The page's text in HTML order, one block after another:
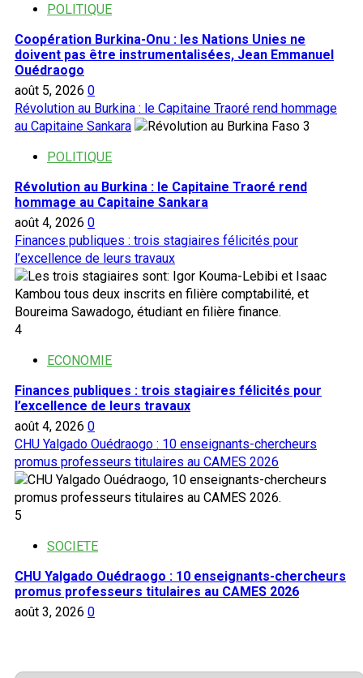
POLITIQUE
Coopération Burkina-Onu : les Nations Unies ne
doivent pas être instrumentalisées, Jean Emmanuel
Ouédraogo
août 5, 2026 0
Révolution au Burkina : le Capitaine Traoré rend hommage
au Capitaine Sankara
3
POLITIQUE
Révolution au Burkina : le Capitaine Traoré rend
hommage au Capitaine Sankara
août 4, 2026 0
Finances publiques : trois stagiaires félicités pour
l’excellence de leurs travaux
4
ECONOMIE
Finances publiques : trois stagiaires félicités pour
l’excellence de leurs travaux
août 4, 2026 0
CHU Yalgado Ouédraogo : 10 enseignants-chercheurs
promus professeurs titulaires au CAMES 2026
5
SOCIETE
CHU Yalgado Ouédraogo : 10 enseignants-chercheurs
promus professeurs titulaires au CAMES 2026
août 3, 2026 0